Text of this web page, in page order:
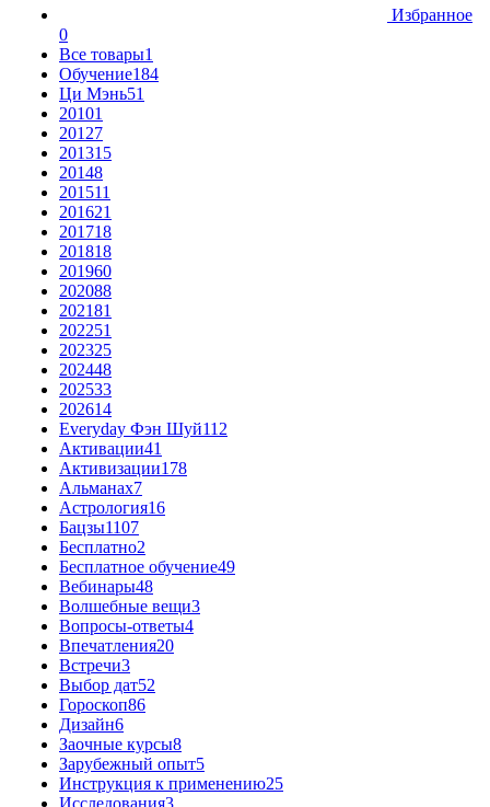
Избранное
0
Все товары1
Обучение184
Ци Мэнь51
20101
20127
201315
20148
201511
201621
201718
201818
201960
202088
202181
202251
202325
202448
202533
202614
Everyday Фэн Шуй112
Активации41
Активизации178
Альманах7
Астрология16
Бацзы1107
Бесплатно2
Бесплатное обучение49
Вебинары48
Волшебные вещи3
Вопросы-ответы4
Впечатления20
Встречи3
Выбор дат52
Гороскоп86
Дизайн6
Заочные курсы8
Зарубежный опыт5
Инструкция к применению25
Исследования3